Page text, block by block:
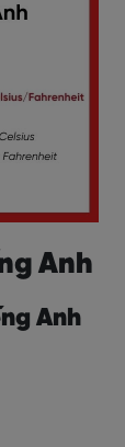
Anh
Anh